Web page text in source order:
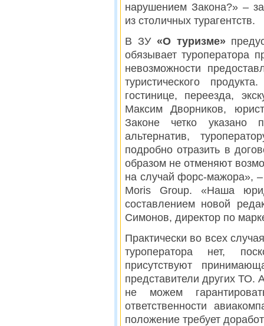
нарушением Закона?» –
из столичных турагентств.
В ЗУ «О туризме»
обязывает туроператора
невозможности
туристического
гостинице, переезда,
Максим Дворников,
Законе четко указано
альтернатив,
подробно отразить в
образом не отменяют
на случай форс-мажора»,
Moris Group. «Наша
составлением новой
Симонов, директор по
Практически во всех
туроператора нет,
присутствуют
представители других ТО.
не можем
ответственности
положение требует